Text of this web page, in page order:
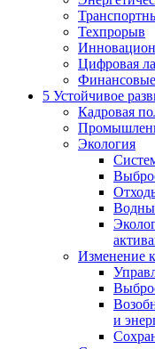
Техпрорыв
Цифровая
5 Устойчивое
Кадровая
Экология
Изменение
и